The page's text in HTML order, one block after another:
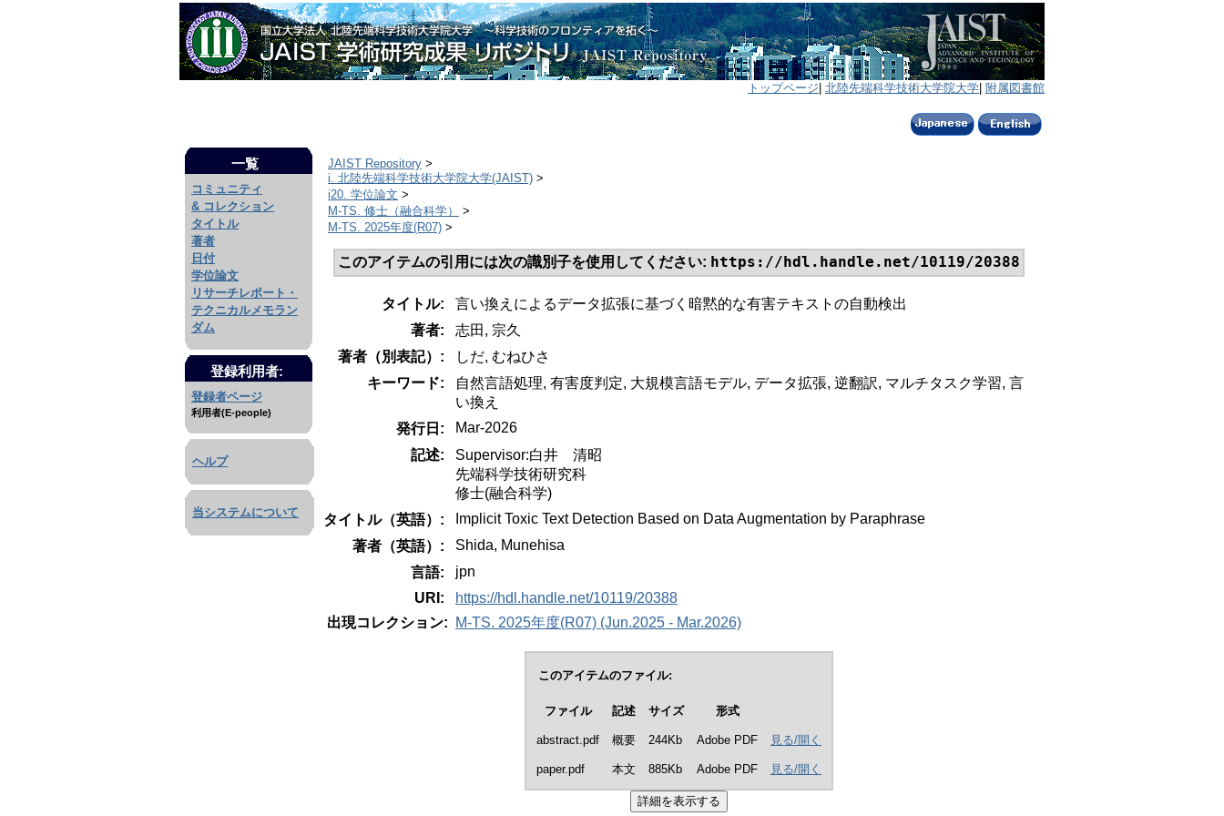
トップページ 北陸先端科学技術大学院大学 附属図書館
一覧
コミュニティ
& コレクション
タイトル
著者
日付
学位論文
リサーチレポート・
テクニカルメモラン
ダム
登録利用者:
登録者ページ
利用者(E-people)
ヘルプ
当システムについて
JAIST Repository >
i. 北陸先端科学技術大学院大学(JAIST) >
i20. 学位論文 >
M-TS. 修士（融合科学）
>
M-TS. 2025年度(R07) >
このアイテムの引用には次の識別子を使用してください: https://hdl.handle.net/10119/20388
タイトル:
言い換えによるデータ拡張に基づく暗黙的な有害テキストの自動検出
著者:
志田, 宗久
著者（別表記）:
しだ, むねひさ
キーワード:
自然言語処理, 有害度判定, 大規模言語モデル, データ拡張, 逆翻訳, マルチタスク学習, 言
い換え
発行日:
Mar-2026
記述:
Supervisor:白井 清昭
先端科学技術研究科
修士(融合科学)
タイトル（英語）:
Implicit Toxic Text Detection Based on Data Augmentation by Paraphrase
著者（英語）:
Shida, Munehisa
言語:
jpn
URI:
https://hdl.handle.net/10119/20388
出現コレクション:
M-TS. 2025年度(R07) (Jun.2025 - Mar.2026)
このアイテムのファイル:
ファイル 記述 サイズ 形式
abstract.pdf 概要 244Kb Adobe PDF 見る/開く
paper.pdf 本文 885Kb Adobe PDF 見る/開く